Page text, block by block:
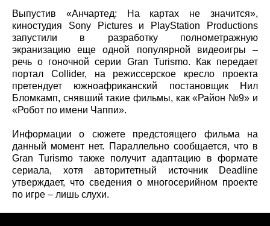
Выпустив «Анчартед: На картах не значится»,
киностудия Sony Pictures и PlayStation Productions
запустили в разработку полнометражную
экранизацию еще одной популярной видеоигры –
речь о гоночной серии Gran Turismo. Как передает
портал Collider, на режиссерское кресло проекта
претендует южноафриканский постановщик Нил
Бломкамп, снявший такие фильмы, как «Район №9» и
«Робот по имени Чаппи».
Информации о сюжете предстоящего фильма на
данный момент нет. Параллельно сообщается, что в
Gran Turismo также получит адаптацию в формате
сериала, хотя авторитетный источник Deadline
утверждает, что сведения о многосерийном проекте
по игре – лишь слухи.